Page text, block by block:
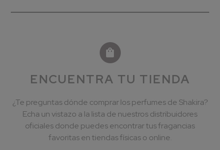
ENCUENTRA TU TIENDA
¿Te preguntas dónde comprar los perfumes de Shakira?
Echa un vistazo a la lista de nuestros distribuidores
oficiales donde puedes encontrar tus fragancias
favoritas en tiendas físicas o online.